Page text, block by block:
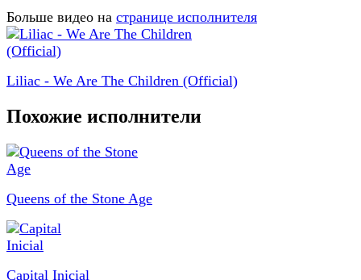
Больше видео на странице исполнителя
Liliac - We Are The Children (Official)
Похожие исполнители
Queens of the Stone Age
Capital Inicial